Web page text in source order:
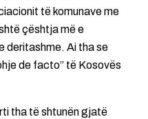
të komunave me
çështja më e
deritashme. Ai tha se
de facto” të Kosovës
tha të shtunën gjatë